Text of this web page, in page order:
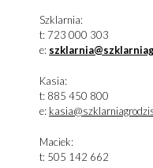
Szklarnia:
t: 723 000 303
e:
Kasia:
t: 885 450 800
e:
Maciek:
t: 505 142 662